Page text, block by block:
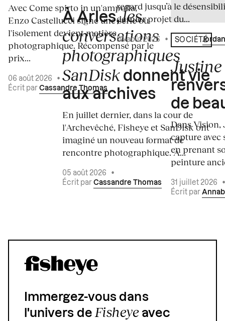
Avec Come spirto in un'ampolla,
Enzo Castellucci signe une série où
l'isolement devient matière
photographique. Récompensé par le
prix...
06 août 2026
•
Écrit par Cassandre Thomas
À Arles,les
conversations
photographiques
SanDisk donnent vie
aux archives
En juillet dernier, dans la cour de
l'Archevêché, Fisheye et SanDisk ont
imaginé un nouveau format de
rencontre photographique. À...
05 août 2026
•
Écrit par Cassandre Thomas
regard jusqu’à le
dernier projet du...
04 août 2026 • Écrit par
SOCIÉTÉ
de
Dans
capture avec
en prenant
peinture
31 juillet 2026
Écrit par
Immergez-vous dans
l'univers deFisheyeavec